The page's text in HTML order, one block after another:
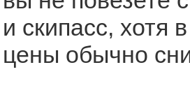
и скипасс, хотя
цены обычно